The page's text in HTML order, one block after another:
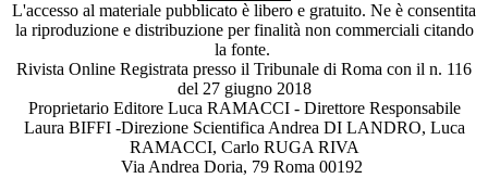
L'accesso al materiale pubblicato è libero e gratuito. Ne è consentita
la riproduzione e distribuzione per finalità non commerciali citando
la fonte.
Rivista Online Registrata presso il Tribunale di Roma con il n. 116
del 27 giugno 2018
Proprietario Editore Luca RAMACCI - Direttore Responsabile
Laura BIFFI -Direzione Scientifica Andrea DI LANDRO, Luca
RAMACCI, Carlo RUGA RIVA
Via Andrea Doria, 79 Roma 00192